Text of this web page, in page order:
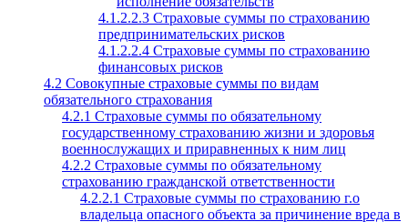
4.1.2.2.3 Страховые суммы по страхованию
предпринимательских рисков
4.1.2.2.4 Страховые суммы по страхованию
финансовых рисков
4.2 Совокупные страховые суммы по видам
обязательного страхования
4.2.1 Страховые суммы по обязательному
государственному страхованию жизни и здоровья
военнослужащих и приравненных к ним лиц
4.2.2 Страховые суммы по обязательному
страхованию гражданской ответственности
4.2.2.1 Страховые суммы по страхованию г.о
владельца опасного объекта за причинение вреда в